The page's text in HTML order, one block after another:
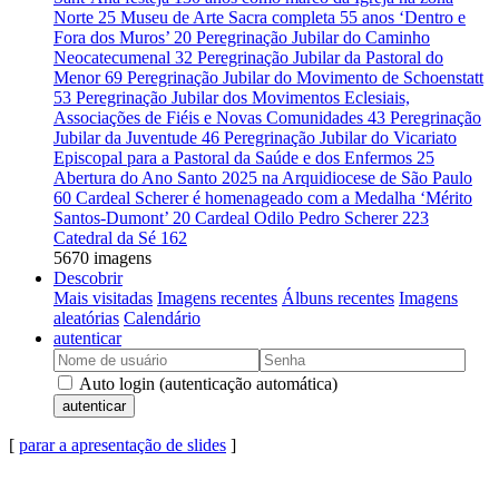
Norte 25 Museu de Arte Sacra completa 55 anos ‘Dentro e
Fora dos Muros’ 20 Peregrinação Jubilar do Caminho
Neocatecumenal 32 Peregrinação Jubilar da Pastoral do
Menor69 Peregrinação Jubilar do Movimento de Schoenstatt
53 Peregrinação Jubilar dos Movimentos Eclesiais,
Associações de Fiéis e Novas Comunidades 43 Peregrinação
Jubilar da Juventude 46 Peregrinação Jubilar do Vicariato
Episcopal para a Pastoral da Saúde e dos Enfermos 25
Abertura do Ano Santo 2025 na Arquidiocese de São Paulo
60 Cardeal Scherer é homenageado com a Medalha ‘Mérito
Santos-Dumont’ 20 Cardeal Odilo Pedro Scherer 223
Catedral da Sé 162
5670 imagens
Descobrir
Mais visitadas Imagens recentes Álbuns recentes Imagens
aleatórias Calendário
autenticar
Auto login (autenticação automática)
autenticar
[ parar a apresentação de slides ]